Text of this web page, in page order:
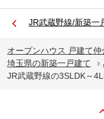
JR武蔵野線/新築一
オープンハウス 戸建て仲
埼玉県の新築一戸建て
JR武蔵野線の3SLDK～